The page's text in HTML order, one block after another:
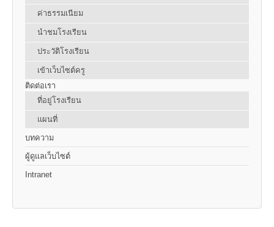
ค่าธรรมเนียม
นำชมโรงเรียน
ประวัติโรงเรียน
เข้าเว็บไซต์ครู
ติดต่อเรา
ที่อยู่โรงเรียน
แผนที่
บทความ
ผู้ดูแลเว็บไซต์
Intranet